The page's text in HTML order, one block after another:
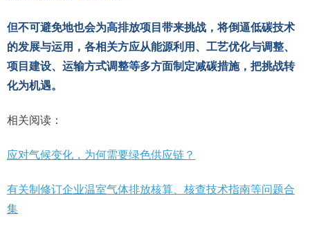
但不可避免地也会为高排放项目带来挑战，将倒逼低碳技术
的发展与运用，各相关方应从能源利用、工艺优化与调整、
项目建设、运输方式调整等多方面制定减碳措施，把挑战转
化为机遇。
相关阅读：
应对气候变化，为何需要绿色供应链？
有关制修订企业温室气体排放核算、核查技术指南等问题合
集